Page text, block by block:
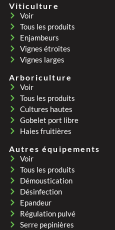
Viticulture
Voir
Tous les produits
Enjambeurs
Vignes étroites
Vignes larges
Arboriculture
Voir
Tous les produits
Cultures hautes
Gobelet port libre
Haies fruitières
Autres équipements
Voir
Tous les produits
Démoustication
Désinfection
Epandeur
Régulation pulvé
Serre pepinières